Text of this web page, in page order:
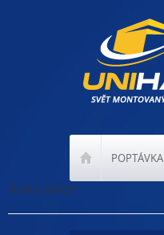
POPTÁVKA
Dobrá práce!